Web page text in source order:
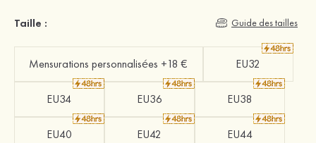
Taille : Guide des tailles
Mensurations personnalisées +18 € EU32
EU34 EU36 EU38
EU40 EU42 EU44